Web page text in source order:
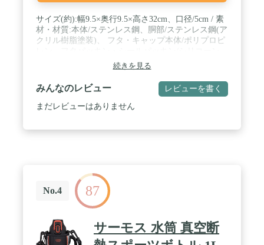
サイズ(約):幅9.5×奥行9.5×高さ32cm、口径/5cm / 素
材・材質:本体/ステンレス鋼、胴部/ステンレス鋼(ア
クリル樹脂塗装)、 フタ・キャップ本体/ポリプロピ
ポーチ外生地/ポリウレタン・ポリエステル、ポーチ
内生地/ポリエステル、クッション/発泡ポリエチレ
ン / 生産国:中国 / 容量:1.5L / 保冷効力:9度以下 (6時
間)
続きを見る
みんなのレビュー レビューを書く
まだレビューはありません
No.4 87
サーモス 水筒 真空断